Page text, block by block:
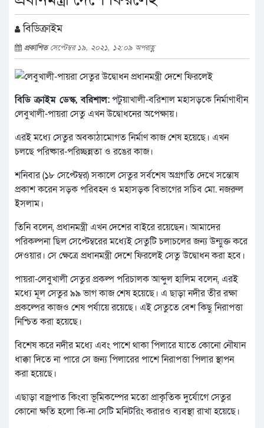
বিডিক্রাইম
প্রকাশিতসেপ্টেম্বর ১৯, ২০২১, ১২:০৯ অপরাহ্ণ
বিডি ক্রাইম ডেস্ক, বরিশাল:পটুয়াখালী-বরিশাল মহাসড়কে নির্মাণাধীন
লেবুখালী-পায়রা সেতু এখন উদ্বোধনের অপেক্ষায়।
এরই মধ্যে সেতুর অবকাঠামোগত নির্মাণ কাজ শেষ হয়েছে। এখন
চলছে পরিষ্কার-পরিচ্ছন্নতা ও রঙের কাজ।
শনিবার (১৮ সেপ্টেম্বর) সকালে সেতুর সর্বশেষ অগ্রগতি দেখে সন্তোষ
প্রকাশ করেন সড়ক পরিবহন ও মহাসড়ক বিভাগের সচিব মো. নজরুল
ইসলাম।
তিনি বলেন, প্রধানমন্ত্রী এখন দেশের বাইরে রয়েছেন। আমাদের
পরিকল্পনা ছিল সেপ্টেম্বরের মধ্যেই সেতুটি চলাচলের জন্য উন্মুক্ত করে
দেওয়ার। সে ক্ষেত্রে প্রধানমন্ত্রী দেশে ফিরলেই সেতু উদ্বোধন করা হবে।
পায়রা-লেবুখালী সেতুর প্রকল্প পরিচালক আব্দুল হালিম বলেন, এরই
মধ্যে মূল সেতুর ৯৯ ভাগ কাজ শেষ হয়েছে। এ ছাড়া নদীর তীর রক্ষা
প্রকল্পের কাজও শেষ পর্যায়ে রয়েছে। এই সেতুতে বেশ কিছু নিরাপত্তা
নিশ্চিত করা হয়েছে।
বিশেষ করে নদীর মধ্যে এবং পাশে থাকা পিলারে যাতে কোনো নৌযান
ধাক্কা দিতে না পারে সে জন্য পিলারের পাশে নিরাপত্তা পিলার স্থাপন
করা হয়েছে।
এছাড়া বজ্রপাত কিংবা ভূমিকম্পের মতো প্রাকৃতিক দুর্যোগে সেতুর
কোনো ক্ষতি হলো কি-না সেটি মনিটরিং করারও ব্যবস্থা রাখা হয়েছে।